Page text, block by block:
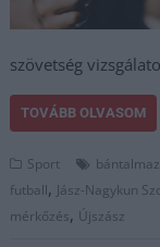
szövetség
TOVÁBB OLVASOM
Sport
futball, Jász-Nagykun
mérkőzés, Újszász